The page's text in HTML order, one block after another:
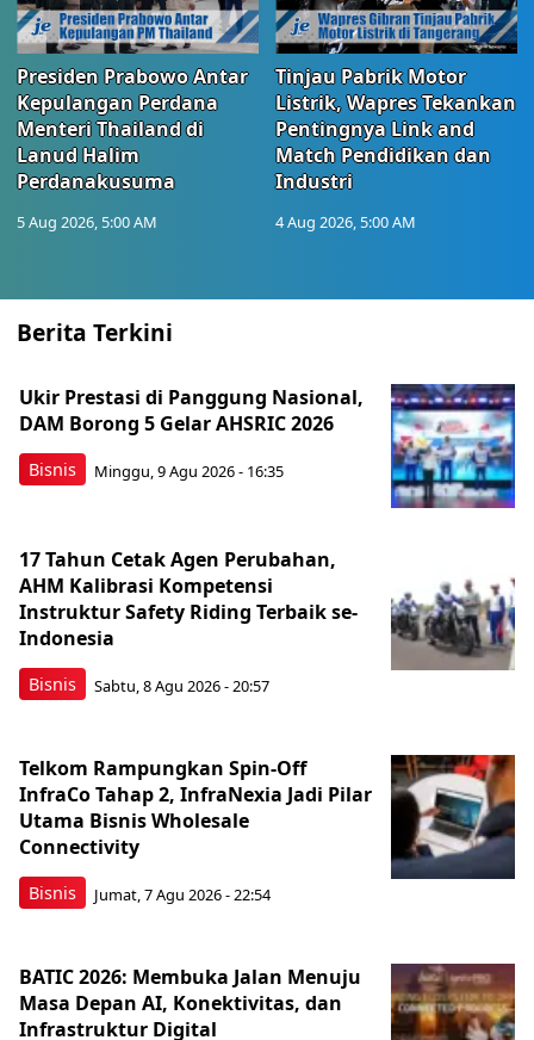
Presiden Prabowo Antar
Kepulangan Perdana
Menteri Thailand di
Lanud Halim
Perdanakusuma
5 Aug 2026, 5:00 AM
Tinjau Pabrik Motor
Listrik, Wapres Tekankan
Pentingnya Link and
Match Pendidikan dan
Industri
4 Aug 2026, 5:00 AM
Berita Terkini
Bisnis
Ukir Prestasi di Panggung Nasional,
DAM Borong 5 Gelar AHSRIC 2026
Minggu, 9 Agu 2026 - 16:35
Bisnis
17 Tahun Cetak Agen Perubahan,
AHM Kalibrasi Kompetensi
Instruktur Safety Riding Terbaik se-
Indonesia
Sabtu, 8 Agu 2026 - 20:57
Bisnis
Telkom Rampungkan Spin-Off
InfraCo Tahap 2, InfraNexia Jadi Pilar
Utama Bisnis Wholesale
Connectivity
Jumat, 7 Agu 2026 - 22:54
BATIC 2026: Membuka Jalan Menuju
Masa Depan AI, Konektivitas, dan
Infrastruktur Digital